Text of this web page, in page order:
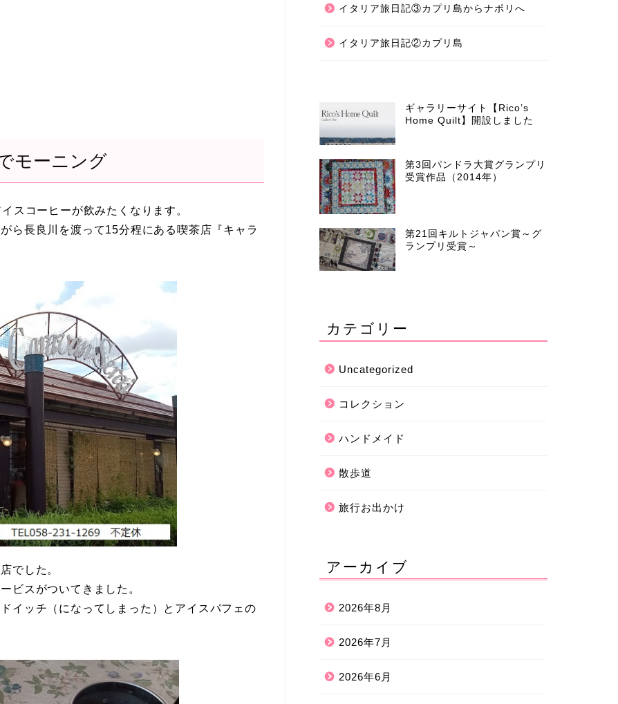
モーニング
スコーヒーが飲みたくなります。
ら長良川を渡って15分程にある喫茶店『キャラ
でした。
ビスがついてきました。
イッチ（になってしまった）とアイスパフェの
イタリア旅日記③カプリ島からナポリへ
イタリア旅日記②カプリ島
ギャラリーサイト【Rico’s
Home Quilt】開設しました
第3回パンドラ大賞グランプリ
受賞作品（2014年）
第21回キルトジャパン賞～グ
ランプリ受賞～
カテゴリー
Uncategorized
コレクション
ハンドメイド
散歩道
旅行お出かけ
アーカイブ
2026年8月
2026年7月
2026年6月